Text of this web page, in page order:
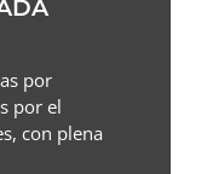
por
por el
con plena